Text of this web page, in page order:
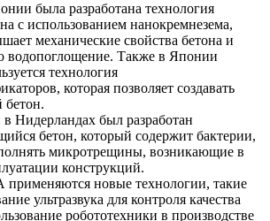
была разработана технология
с использованием нанокремнезема,
механические свойства бетона и
водопоглощение. Также в Японии
технология
которая позволяет создавать
бетон.
в Нидерландах был разработан
бетон, который содержит бактерии,
микротрещины, возникающие в
конструкций.
новые технологии, такие
ультразвука для контроля качества
робототехники в производстве